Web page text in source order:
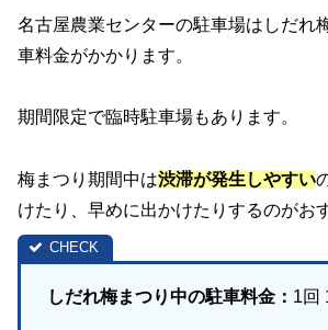
名古屋農業センターの駐車場はしだれ
車料金がかかります。
期間限定で臨時駐車場もあります。
梅まつり期間中は渋滞が発生しやすい
けたり、早めに出かけたりするのがお
しだれ梅まつり中の駐車料金： 1回